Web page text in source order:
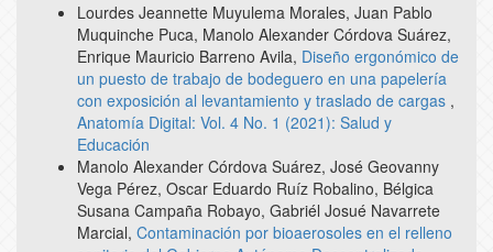
Lourdes Jeannette Muyulema Morales, Juan Pablo
Muquinche Puca, Manolo Alexander Córdova Suárez,
Enrique Mauricio Barreno Avila, Diseño ergonómico de
un puesto de trabajo de bodeguero en una papelería
con exposición al levantamiento y traslado de cargas ,
Anatomía Digital: Vol. 4 No. 1 (2021): Salud y
Educación
Manolo Alexander Córdova Suárez, José Geovanny
Vega Pérez, Oscar Eduardo Ruíz Robalino, Bélgica
Susana Campaña Robayo, Gabriél Josué Navarrete
Marcial, Contaminación por bioaerosoles en el relleno